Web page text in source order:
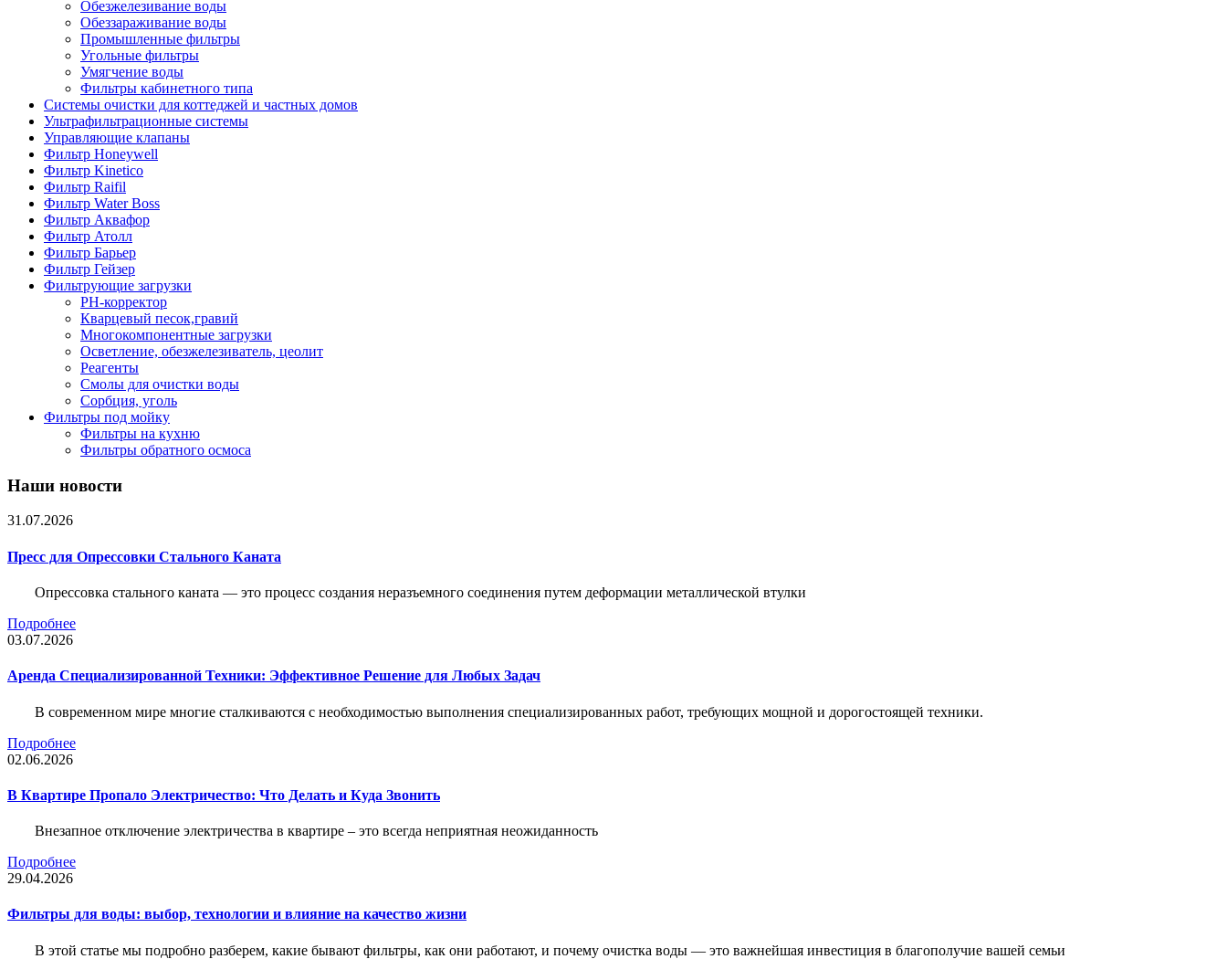
Обезжелезивание воды
Обеззараживание воды
Промышленные фильтры
Угольные фильтры
Умягчение воды
Фильтры кабинетного типа
Системы очистки для коттеджей и частных домов
Ультрафильтрационные системы
Управляющие клапаны
Фильтр Honeywell
Фильтр Kinetico
Фильтр Raifil
Фильтр Water Boss
Фильтр Аквафор
Фильтр Атолл
Фильтр Барьер
Фильтр Гейзер
Фильтрующие загрузки
PH-корректор
Кварцевый песок,гравий
Многокомпонентные загрузки
Осветление, обезжелезиватель, цеолит
Реагенты
Смолы для очистки воды
Сорбция, уголь
Фильтры под мойку
Фильтры на кухню
Фильтры обратного осмоса
Наши новости
31.07.2026
Пресс для Опрессовки Стального Каната
Опрессовка стального каната — это процесс создания неразъемного соединения путем деформации металлической втулки
Подробнее
03.07.2026
Аренда Специализированной Техники: Эффективное Решение для Любых Задач
В современном мире многие сталкиваются с необходимостью выполнения специализированных работ, требующих мощной и дорогостоящей техники.
Подробнее
02.06.2026
В Квартире Пропало Электричество: Что Делать и Куда Звонить
Внезапное отключение электричества в квартире – это всегда неприятная неожиданность
Подробнее
29.04.2026
Фильтры для воды: выбор, технологии и влияние на качество жизни
В этой статье мы подробно разберем, какие бывают фильтры, как они работают, и почему очистка воды — это важнейшая инвестиция в благополучие вашей семьи